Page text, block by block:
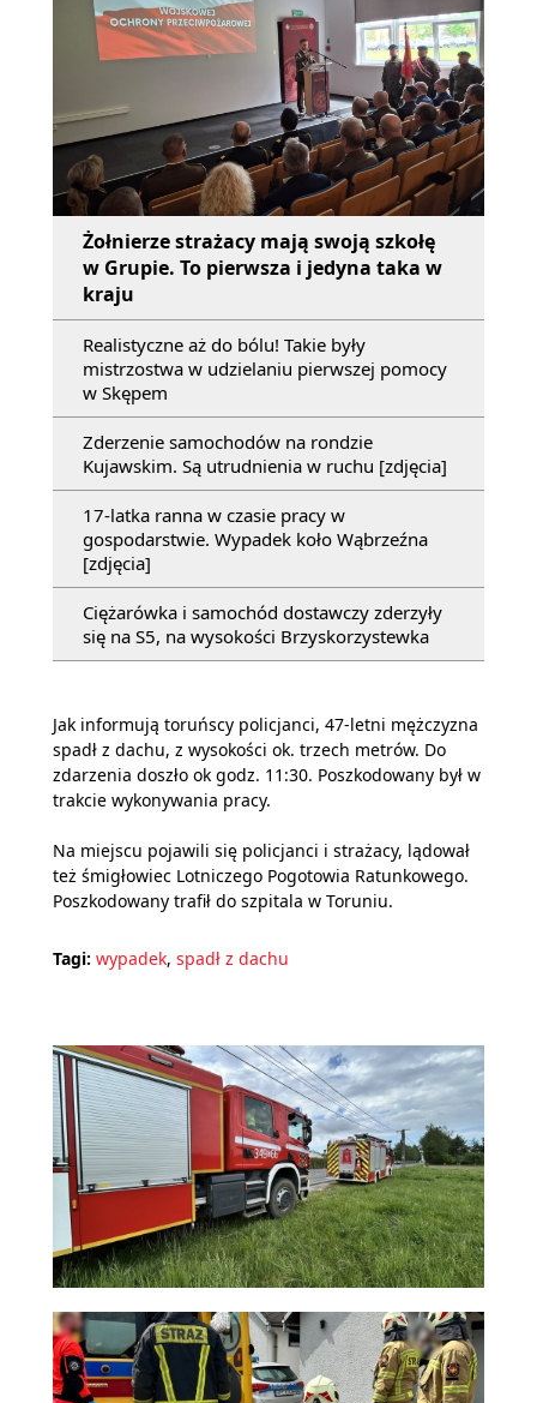
Żołnierze strażacy mają swoją szkołę
w Grupie. To pierwsza i jedyna taka w
kraju
Realistyczne aż do bólu! Takie były
mistrzostwa w udzielaniu pierwszej pomocy
w Skępem
Zderzenie samochodów na rondzie
Kujawskim. Są utrudnienia w ruchu [zdjęcia]
17-latka ranna w czasie pracy w
gospodarstwie. Wypadek koło Wąbrzeźna
[zdjęcia]
Ciężarówka i samochód dostawczy zderzyły
się na S5, na wysokości Brzyskorzystewka
Jak informują toruńscy policjanci, 47-letni mężczyzna
spadł z dachu, z wysokości ok. trzech metrów. Do
zdarzenia doszło ok godz. 11:30. Poszkodowany był w
trakcie wykonywania pracy.
Na miejscu pojawili się policjanci i strażacy, lądował
też śmigłowiec Lotniczego Pogotowia Ratunkowego.
Poszkodowany trafił do szpitala w Toruniu.
Tagi: wypadek, spadł z dachu